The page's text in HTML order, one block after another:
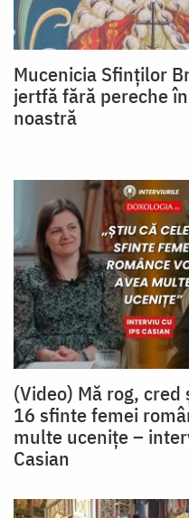
Mucenicia Sfinților
jertfă fără pereche
noastră
(Video) Mă rog, cred
16 sfinte femei
multe ucenițe –
Casian